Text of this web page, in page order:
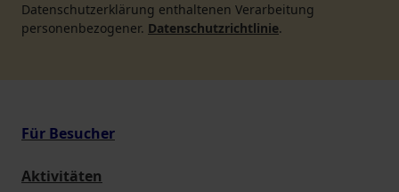
Datenschutzerklärung enthaltenen Verarbeitung
personenbezogener. Datenschutzrichtlinie.
Für Besucher
Aktivitäten